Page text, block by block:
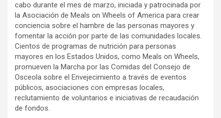
cabo durante el mes de marzo, iniciada y patrocinada por
la Asociación de Meals on Wheels of America para crear
conciencia sobre el hambre de las personas mayores y
fomentar la acción por parte de las comunidades locales.
Cientos de programas de nutrición para personas
mayores en los Estados Unidos, como Meals on Wheels,
promueven la Marcha por las Comidas del Consejo de
Osceola sobre el Envejecimiento a través de eventos
públicos, asociaciones con empresas locales,
reclutamiento de voluntarios e iniciativas de recaudación
de fondos.